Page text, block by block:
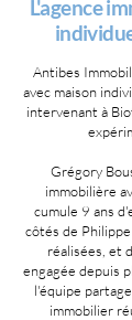
L'agence
Antibes
avec maison
intervenant à
Grégory
immobilière
cumule 9 ans
côtés de
réalisées, et
engagée depuis
l'équipe
immobilier